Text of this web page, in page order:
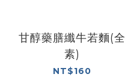
甘醇藥膳纖牛若麵(全
素)
NT$160